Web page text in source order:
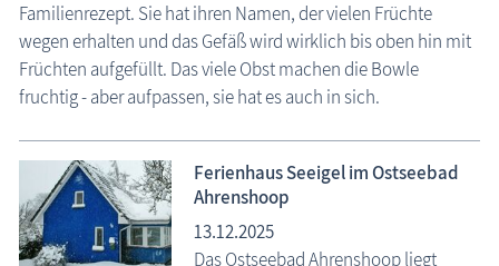
Familienrezept. Sie hat ihren Namen, der vielen Früchte
wegen erhalten und das Gefäß wird wirklich bis oben hin mit
Früchten aufgefüllt. Das viele Obst machen die Bowle
fruchtig - aber aufpassen, sie hat es auch in sich.
Ferienhaus Seeigel im Ostseebad
Ahrenshoop
13.12.2025
Das Ostseebad Ahrenshoop liegt